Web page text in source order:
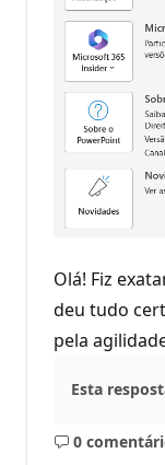
Olá! Fiz
deu tudo
pela
Esta
0
Sem